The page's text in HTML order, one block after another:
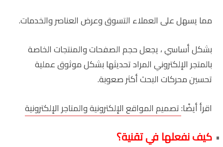
مما يسهل على العملاء التسوق وعرض العناصر والخدمات.
بشكل أساسي ، يجعل حجم الصفحات والمنتجات الخاصة
بالمتجر الإلكتروني المراد تحديثها بشكل موثوق عملية
تحسين محركات البحث أكثر صعوبة.
اقرأ أيضًا:تصميم المواقع الإلكترونية والمتاجر الإلكترونية
كيف نفعلها في تقنية؟